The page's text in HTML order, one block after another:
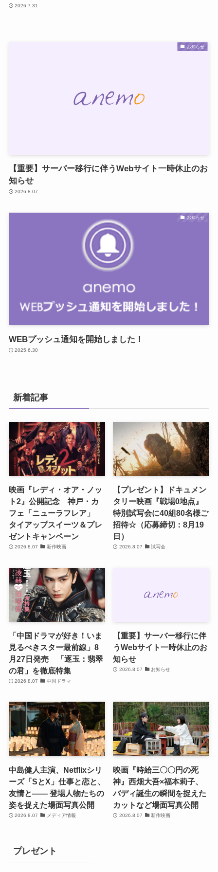
2026.7.31
お知らせ
【重要】サーバー移行に伴うWebサイト一時休止のお
知らせ
2026.8.07
お知らせ
WEBプッシュ通知を開始しました！
2025.6.30
新着記事
映画『レディ・オア・ノッ
ト2』公開記念 神戸・カ
フェ「ニューラフレア」
タイアップスイーツ＆プレ
ゼントキャンペーン
2026.8.07 新作映画
【プレゼント】ドキュメン
タリー映画『戦場0地点』
特別試写会に40組80名様ご
招待☆（応募締切：8月19
日）
2026.8.07 試写会
「中国ドラマが好き！いま
見るべきスター最前線」8
月27日発売 「逐玉：翡翠
の君」を徹底特集
2026.8.07 中国ドラマ
【重要】サーバー移行に伴
うWebサイト一時休止のお
知らせ
2026.8.07 お知らせ
中島健人主演、Netflixシリ
ーズ「SとX」仕事と恋と、
友情と―― 登場人物たちの
姿を捉えた場面写真公開
2026.8.07 メディア情報
映画『時給三〇〇円の死
神』西畑大吾×福本莉子、
バディ誕生の瞬間を捉えた
カットなど場面写真公開
2026.8.07 新作映画
プレゼント